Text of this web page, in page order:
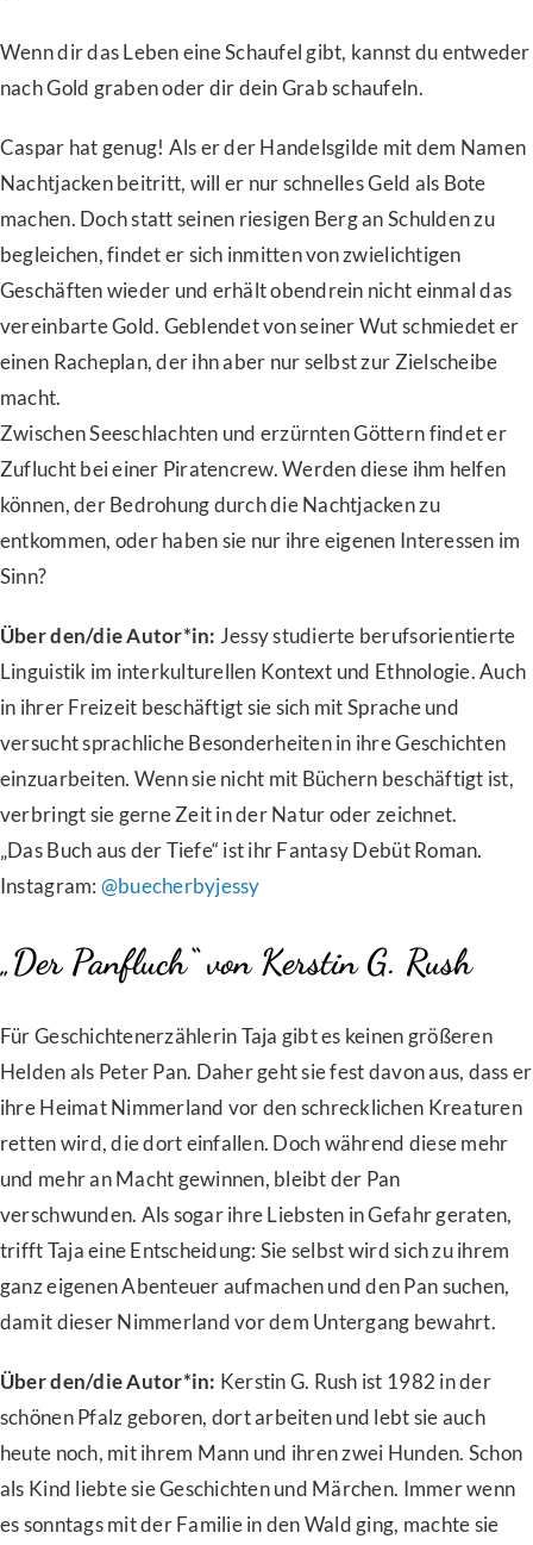
Wenn dir das Leben eine Schaufel gibt, kannst du entweder
nach Gold graben oder dir dein Grab schaufeln.
Caspar hat genug! Als er der Handelsgilde mit dem Namen
Nachtjacken beitritt, will er nur schnelles Geld als Bote
machen. Doch statt seinen riesigen Berg an Schulden zu
begleichen, findet er sich inmitten von zwielichtigen
Geschäften wieder und erhält obendrein nicht einmal das
vereinbarte Gold. Geblendet von seiner Wut schmiedet er
einen Racheplan, der ihn aber nur selbst zur Zielscheibe
macht.
Zwischen Seeschlachten und erzürnten Göttern findet er
Zuflucht bei einer Piratencrew. Werden diese ihm helfen
können, der Bedrohung durch die Nachtjacken zu
entkommen, oder haben sie nur ihre eigenen Interessen im
Sinn?
Über den/die Autor*in: Jessy studierte berufsorientierte
Linguistik im interkulturellen Kontext und Ethnologie. Auch
in ihrer Freizeit beschäftigt sie sich mit Sprache und
versucht sprachliche Besonderheiten in ihre Geschichten
einzuarbeiten. Wenn sie nicht mit Büchern beschäftigt ist,
verbringt sie gerne Zeit in der Natur oder zeichnet.
„Das Buch aus der Tiefe“ ist ihr Fantasy Debüt Roman.
Instagram: @buecherbyjessy
„Der Panfluch“ von Kerstin G. Rush
Für Geschichtenerzählerin Taja gibt es keinen größeren
Helden als Peter Pan. Daher geht sie fest davon aus, dass er
ihre Heimat Nimmerland vor den schrecklichen Kreaturen
retten wird, die dort einfallen. Doch während diese mehr
und mehr an Macht gewinnen, bleibt der Pan
verschwunden. Als sogar ihre Liebsten in Gefahr geraten,
trifft Taja eine Entscheidung: Sie selbst wird sich zu ihrem
ganz eigenen Abenteuer aufmachen und den Pan suchen,
damit dieser Nimmerland vor dem Untergang bewahrt.
Über den/die Autor*in: Kerstin G. Rush ist 1982 in der
schönen Pfalz geboren, dort arbeiten und lebt sie auch
heute noch, mit ihrem Mann und ihren zwei Hunden. Schon
als Kind liebte sie Geschichten und Märchen. Immer wenn
es sonntags mit der Familie in den Wald ging, machte sie